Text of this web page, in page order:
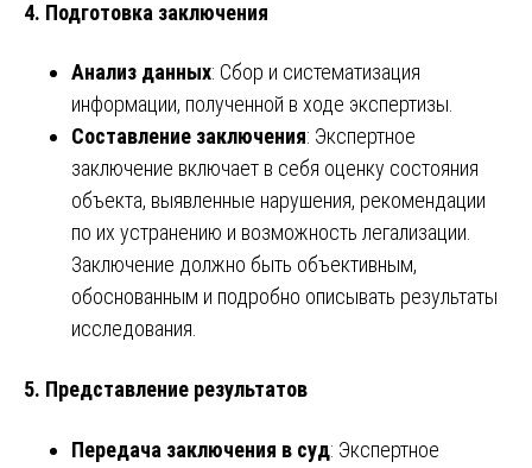
4. Подготовка заключения
Анализ данных: Сбор и систематизация
информации, полученной в ходе экспертизы.
Составление заключения: Экспертное
заключение включает в себя оценку состояния
объекта, выявленные нарушения, рекомендации
по их устранению и возможность легализации.
Заключение должно быть объективным,
обоснованным и подробно описывать результаты
исследования.
5. Представление результатов
Передача заключения в суд: Экспертное